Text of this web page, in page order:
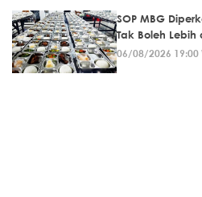
SOP MBG
Tak Boleh
06/08/2026 19:00